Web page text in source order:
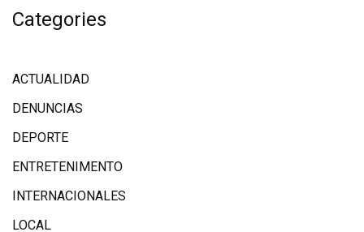
Categories
ACTUALIDAD
DENUNCIAS
DEPORTE
ENTRETENIMENTO
INTERNACIONALES
LOCAL